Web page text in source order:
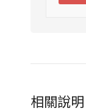
相關說明